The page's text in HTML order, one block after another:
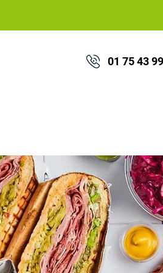
01 75 43